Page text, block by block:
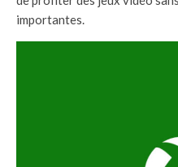
importantes.